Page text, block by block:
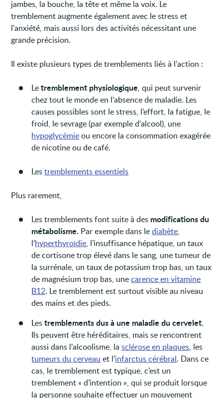
jambes, la bouche, la tête et même la voix. Le
tremblement augmente également avec le stress et
l'anxiété, mais aussi lors des activités nécessitant une
grande précision.
Il existe plusieurs types de tremblements liés à l’action :
Letremblement physiologique, qui peut survenir
chez tout le monde en l’absence de maladie. Les
causes possibles sont le stress, l’effort, la fatigue, le
froid, le sevrage (par exemple d’alcool), une
hypoglycémieou encore la consommation exagérée
de nicotine ou de café.
Lestremblements essentiels
Plus rarement,
Les tremblements font suite à des modifications du
métabolisme. Par exemple dans lediabète,
l’hyperthyroïdie, l’insuffisance hépatique, un taux
de cortisone trop élevé dans le sang, une tumeur de
la surrénale, un taux de potassium trop bas, un taux
de magnésium trop bas, unecarence en vitamine
B12. Le tremblement est surtout visible au niveau
des mains et des pieds.
Lestremblements dus à une maladie du cervelet.
Ils peuvent être héréditaires, mais se rencontrent
aussi dans l'alcoolisme, lasclérose en plaques, les
tumeurs du cerveau et l’infarctus cérébral. Dans ce
cas, le tremblement est typique, c’est un
tremblement « d’intention », qui se produit lorsque
la personne souhaite effectuer un mouvement